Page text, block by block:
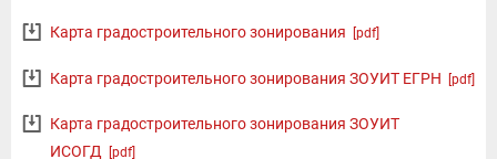
Карта градостроительного зонирования [pdf]
Карта градостроительного зонирования ЗОУИТ ЕГРН [pdf]
Карта градостроительного зонирования ЗОУИТ
ИСОГД
[pdf]